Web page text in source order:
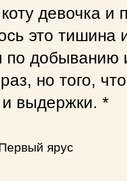
девочка и
это тишина
добыванию
но того,
выдержки. *
ярус